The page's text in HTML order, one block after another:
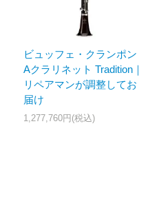
ビュッフェ・クランポン
Aクラリネット Tradition｜
リペアマンが調整してお
届け
1,277,760円(税込)